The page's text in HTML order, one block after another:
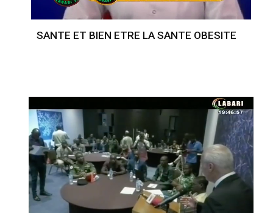
SANTE ET BIEN ETRE LA SANTE OBESITE